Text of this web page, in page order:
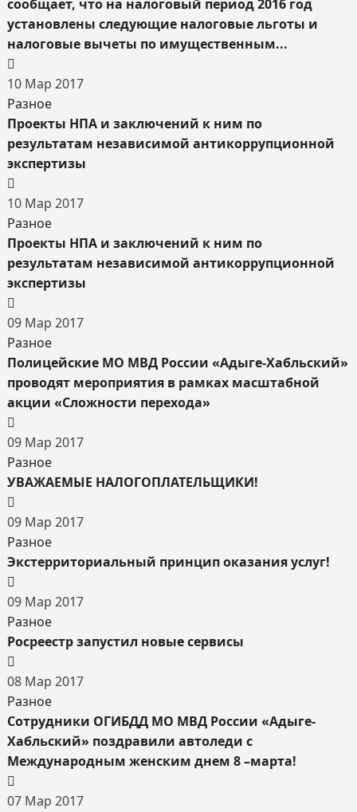
сообщает, что на налоговый период 2016 год
установлены следующие налоговые льготы и
налоговые вычеты по имущественным...
10 Мар 2017
Разное
Проекты НПА и заключений к ним по
результатам независимой антикоррупционной
экспертизы
10 Мар 2017
Разное
Проекты НПА и заключений к ним по
результатам независимой антикоррупционной
экспертизы
09 Мар 2017
Разное
Полицейские МО МВД России «Адыге-Хабльский»
проводят мероприятия в рамках масштабной
акции «Сложности перехода»
09 Мар 2017
Разное
УВАЖАЕМЫЕ НАЛОГОПЛАТЕЛЬЩИКИ!
09 Мар 2017
Разное
Экстерриториальный принцип оказания услуг!
09 Мар 2017
Разное
Росреестр запустил новые сервисы
08 Мар 2017
Разное
Сотрудники ОГИБДД МО МВД России «Адыге-
Хабльский» поздравили автоледи с
Международным женским днем 8 –марта!
07 Мар 2017